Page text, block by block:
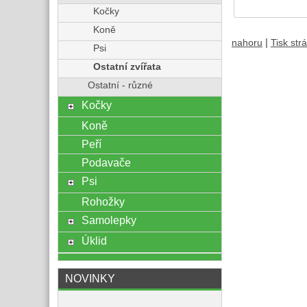
nahoru Tisk
Kočky
Koně
Psi
Ostatní zvířata
Ostatní - různé
Kočky
Koně
Peří
Podavače
Psi
Rohožky
Samolepky
Úklid
NOVINKY